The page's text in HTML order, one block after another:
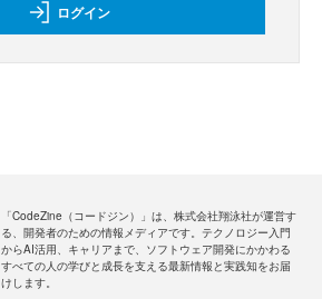
ログイン
「CodeZine（コードジン）」は、株式会社翔泳社が運営す
る、開発者のための情報メディアです。テクノロジー入門
からAI活用、キャリアまで、ソフトウェア開発にかかわる
すべての人の学びと成長を支える最新情報と実践知をお届
けします。